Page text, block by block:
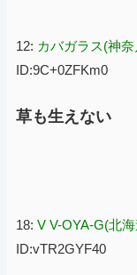
12: カバガラス(神
ID:9C+0ZFKm0
草も生えない
18: V V-OYA-G(北
ID:vTR2GYF40